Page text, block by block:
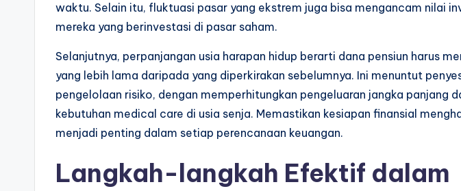
waktu. Selain itu, fluktuasi pasar yang ekstrem juga bisa mengancam nilai
mereka yang berinvestasi di pasar saham.
Selanjutnya, perpanjangan usia harapan hidup berarti dana pensiun harus
yang lebih lama daripada yang diperkirakan sebelumnya. Ini menuntut
pengelolaan risiko, dengan memperhitungkan pengeluaran jangka panjang
kebutuhan medical care di usia senja. Memastikan kesiapan finansial
menjadi penting dalam setiap perencanaan keuangan.
Langkah-langkah Efektif dalam